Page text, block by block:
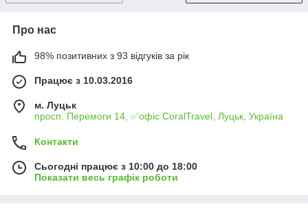
Про нас
98% позитивних з 93 відгуків за рік
Працює з 10.03.2016
м. Луцьк
просп. Перемоги 14, ✅офіс CoralTravel, Луцьк, Україна
Контакти
Сьогодні працює з 10:00 до 18:00
Показати весь графік роботи